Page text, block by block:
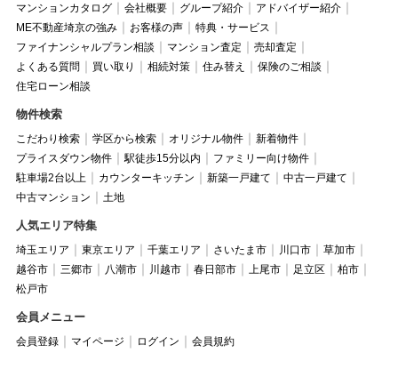
マンションカタログ 会社概要 グループ紹介
アドバイザー紹介
ME不動産埼京の強み
お客様の声
特典・サービス
ファイナンシャルプラン相談
マンション査定
売却査定
よくある質問
買い取り 相続対策 住み替え
保険のご相談
住宅ローン相談
物件検索
こだわり検索 学区から検索 オリジナル物件
新着物件
プライスダウン物件
駅徒歩15分以内
ファミリー向け物件
駐車場2台以上
カウンターキッチン 新築一戸建て
中古一戸建て
中古マンション
土地
人気エリア特集
埼玉エリア 東京エリア 千葉エリア さいたま市 川口市
草加市
越谷市
三郷市 八潮市 川越市 春日部市 上尾市 足立区
柏市
松戸市
会員メニュー
会員登録 マイページ ログイン 会員規約